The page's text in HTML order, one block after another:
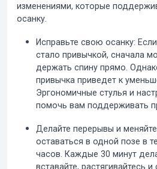
изменениями, которые
осанку.
Исправьте свою осанку:
стало привычкой, сначала
держать спину прямо.
привычка приведет к
Эргономичные стулья и
помочь вам поддерживать
Делайте перерывы и меняйте
оставаться в одной позе в
часов. Каждые 30 минут
вставайте, растягивайтесь